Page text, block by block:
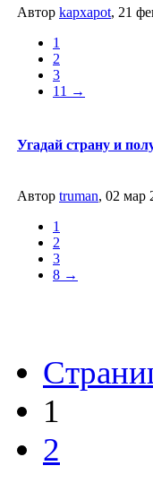
Автор kapxapot, 21
1
2
3
11 →
Угадай страну и
Автор truman, 02 мар
1
2
3
8 →
1
2